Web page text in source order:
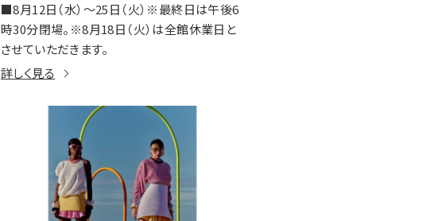
■8月12日（水）～25日（火）※最終日は午後6
時30分閉場。※8月18日（火）は全館休業日と
させていただきます。
詳しく見る